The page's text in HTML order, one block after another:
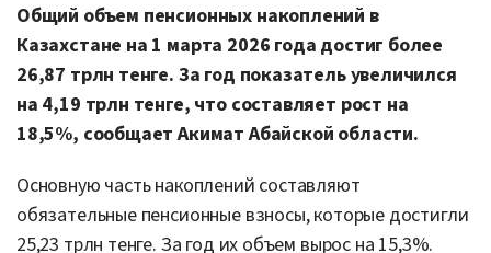
Общий объем пенсионных накоплений в
Казахстане на 1 марта 2026 года достиг более
26,87 трлн тенге. За год показатель увеличился
на 4,19 трлн тенге, что составляет рост на
18,5%, сообщает Акимат Абайской области.
Основную часть накоплений составляют
обязательные пенсионные взносы, которые достигли
25,23 трлн тенге. За год их объем вырос на 15,3%.